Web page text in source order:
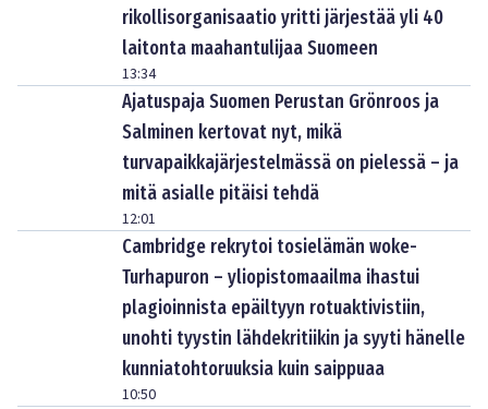
rikollisorganisaatio yritti järjestää yli 40
laitonta maahantulijaa Suomeen
13:34
Ajatuspaja Suomen Perustan Grönroos ja
Salminen kertovat nyt, mikä
turvapaikkajärjestelmässä on pielessä – ja
mitä asialle pitäisi tehdä
12:01
Cambridge rekrytoi tosielämän woke-
Turhapuron – yliopistomaailma ihastui
plagioinnista epäiltyyn rotuaktivistiin,
unohti tyystin lähdekritiikin ja syyti hänelle
kunniatohtoruuksia kuin saippuaa
10:50